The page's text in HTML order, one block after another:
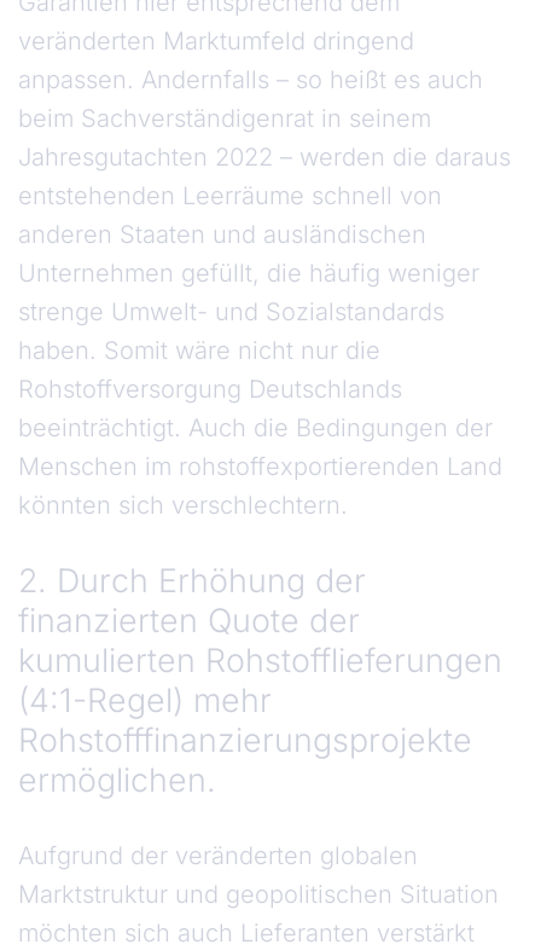
veränderten Marktumfeld dringend
anpassen. Andernfalls – so heißt es auch
beim Sachverständigenrat in seinem
Jahresgutachten 2022 – werden die daraus
entstehenden Leerräume schnell von
anderen Staaten und ausländischen
Unternehmen gefüllt, die häufig weniger
strenge Umwelt- und Sozialstandards
haben. Somit wäre nicht nur die
Rohstoffversorgung Deutschlands
beeinträchtigt. Auch die Bedingungen der
Menschen im rohstoffexportierenden Land
könnten sich verschlechtern.
2. Durch Erhöhung der
finanzierten Quote der
kumulierten Rohstofflieferungen
(4:1-Regel) mehr
Rohstofffinanzierungsprojekte
ermöglichen.
Aufgrund der veränderten globalen
Marktstruktur und geopolitischen Situation
möchten sich auch Lieferanten verstärkt